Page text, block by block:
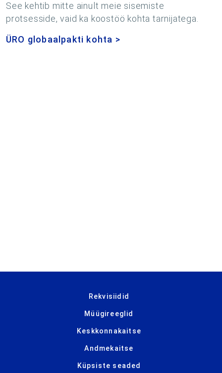
See kehtib mitte ainult meie sisemiste
protsesside, vaid ka koostöö kohta tarnijatega.
ÜRO globaalpakti kohta >
Rekvisiidid
Müügireeglid
Keskkonnakaitse
Andmekaitse
Küpsiste seaded